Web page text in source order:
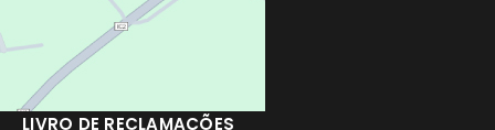
LIVRO DE RECLAMAÇÕES